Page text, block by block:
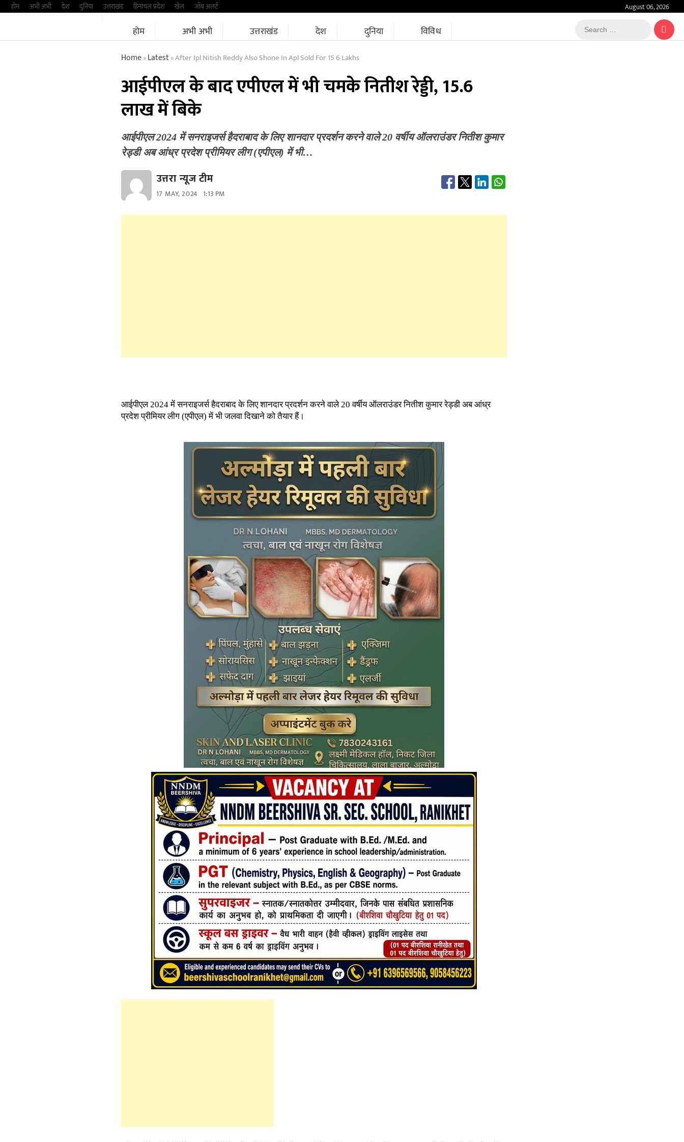
Skipहोम अभी अभी देश दुनिया उत्तराखंड हिमांचल प्रदेश खेल जॉब अलर्ट August 06, 2026
होम अभी अभी उत्तराखंड देश दुनिया विविध
Search
…
Home»Latest»After Ipl Nitish Reddy Also Shone In Apl Sold For 15 6 Lakhs
आईपीएल के बाद एपीएल में भी चमके नितीश रेड्डी, 15.6
लाख में बिके
आईपीएल 2024 में सनराइजर्स हैदराबाद के लिए शानदार प्रदर्शन करने वाले 20 वर्षीय ऑलराउंडर नितीश कुमार
रेड्डी अब आंध्र प्रदेश प्रीमियर लीग (एपीएल) में भी…
उत्तरा न्यूज टीम
17 MAY, 2024 1:13 PM
आईपीएल 2024 में सनराइजर्स हैदराबाद के लिए शानदार प्रदर्शन करने वाले 20 वर्षीय ऑलराउंडर नितीश कुमार रेड्डी अब आंध्र
प्रदेश प्रीमियर लीग (एपीएल) में भी जलवा दिखाने को तैयार हैं।